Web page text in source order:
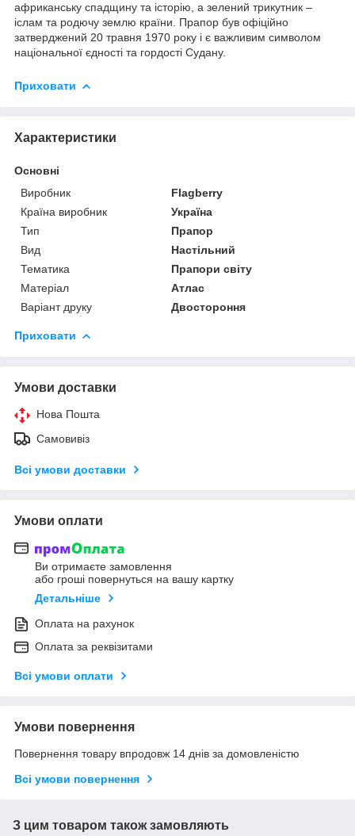
африканську спадщину та історію, а зелений трикутник –
іслам та родючу землю країни. Прапор був офіційно
затверджений 20 травня 1970 року і є важливим символом
національної єдності та гордості Судану.
Приховати
Характеристики
Основні
Виробник
Flagberry
Країна виробник
Україна
Тип
Прапор
Вид
Настільний
Тематика
Прапори світу
Матеріал
Атлас
Варіант друку
Двостороння
Приховати
Умови доставки
Нова Пошта
Самовивіз
Всі умови доставки
Умови оплати
Ви отримаєте замовлення
або гроші повернуться на вашу картку
Детальніше
Оплата на рахунок
Оплата за реквізитами
Всі умови оплати
Умови повернення
Повернення товару впродовж 14 днів за домовленістю
Всі умови повернення
З цим товаром також замовляють